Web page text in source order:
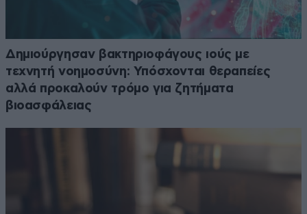
Δημιούργησαν βακτηριοφάγους ιούς με
τεχνητή νοημοσύνη: Υπόσχονται θεραπείες
αλλά προκαλούν τρόμο για ζητήματα
βιοασφάλειας